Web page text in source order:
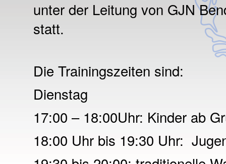
unter der Leitung von GJN
statt.
Die Trainingszeiten sind:
Dienstag
17:00 – 18:00Uhr: Kinder ab
18:00 Uhr bis 19:30 Uhr: